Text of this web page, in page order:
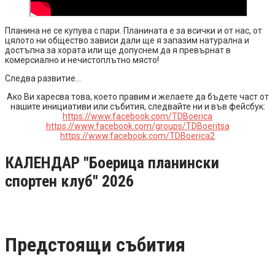
Планина не се купува с пари. Планината е за всички и от нас, от
цялото ни общество зависи дали ще я запазим натурална и
достъпна за хората или ще допуснем да я превърнат в
комерсиално и нечистоплътно място!
Следва развитие…
Ако Ви харесва това, което правим и желаете да бъдете част от
нашите инициативи или събития, следвайте ни и във фейсбук:
https://www.facebook.com/TDBoerica
https://www.facebook.com/groups/TDBoeritsa
https://www.facebook.com/TDBoerica2
КАЛЕНДАР "Боерица планински
спортен клуб" 2026
Предстоящи събития